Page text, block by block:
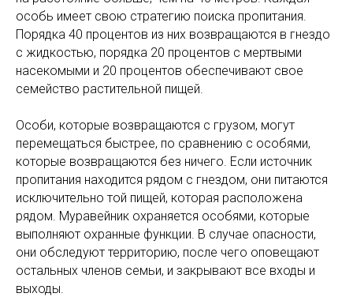
особь имеет свою стратегию поиска пропитания.
Порядка 40 процентов из них возвращаются в гнездо
с жидкостью, порядка 20 процентов с мертвыми
насекомыми и 20 процентов обеспечивают свое
семейство растительной пищей.
Особи, которые возвращаются с грузом, могут
перемещаться быстрее, по сравнению с особями,
которые возвращаются без ничего. Если источник
пропитания находится рядом с гнездом, они питаются
исключительно той пищей, которая расположена
рядом. Муравейник охраняется особями, которые
выполняют охранные функции. В случае опасности,
они обследуют территорию, после чего оповещают
остальных членов семьи, и закрывают все входы и
выходы.